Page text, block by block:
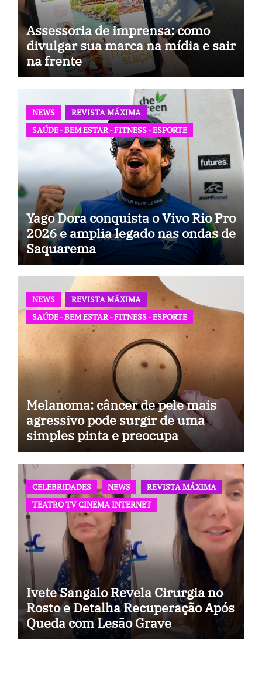
Assessoria de imprensa: como
divulgar sua marca na mídia e sair
na frente
NEWS
REVISTA MÁXIMA
SAÚDE - BEM ESTAR - FITNESS - ESPORTE
Yago Dora conquista o Vivo Rio Pro
2026 e amplia legado nas ondas de
Saquarema
NEWS
REVISTA MÁXIMA
SAÚDE - BEM ESTAR - FITNESS - ESPORTE
Melanoma: câncer de pele mais
agressivo pode surgir de uma
simples pinta e preocupa
especialistas
CELEBRIDADES NEWS
REVISTA MÁXIMA
TEATRO TV CINEMA INTERNET
Ivete Sangalo Revela Cirurgia no
Rosto e Detalha Recuperação Após
Queda com Lesão Grave